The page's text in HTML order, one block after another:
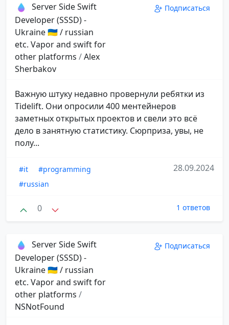
Server Side Swift
Developer (SSSD) -
Ukraine 🇺🇦 / russian
etc. Vapor and swift for
other platforms /Alex
Sherbakov
Подписаться
Важную штуку недавно провернули ребятки из
Tidelift. Они опросили 400 ментейнеров
заметных открытых проектов и свели это всё
дело в занятную статистику. Сюрприза, увы, не
полу...
#it
#programming
#russian
28.09.2024
0 1 ответов
Server Side Swift
Developer (SSSD) -
Ukraine 🇺🇦 / russian
etc. Vapor and swift for
other platforms /
NSNotFound
Подписаться